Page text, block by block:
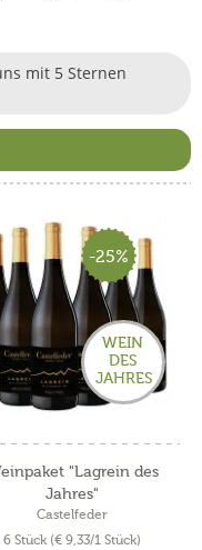
Lehm- und
Rotweine sind im
und
Besonders
hier der
Gewürztraminer,
Region zu finden
mit 5 Sternen
-25%
WEIN
DES
JAHRES
"Lagrein des
Jahres"
Castelfeder
6 Stück (€ 9,33/1 Stück)